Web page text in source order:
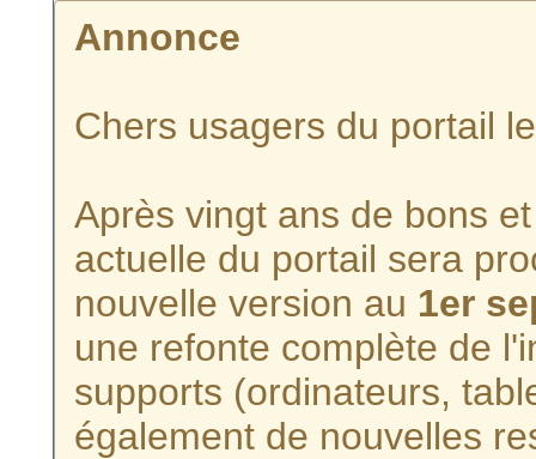
Annonce
Chers usagers du portail
Après vingt ans de bons
actuelle du portail sera
nouvelle version au 1er
une refonte complète de
supports (ordinateurs,
également de nouvelles